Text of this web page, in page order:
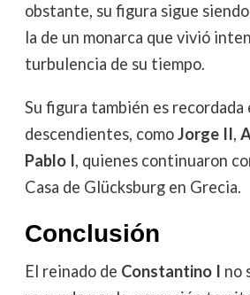
obstante, su figura sigue
la de un monarca que vivió
turbulencia de su tiempo.
Su figura también es recordada
descendientes, comoJorge II,
Pablo I, quienes continuaron
Casa de Glücksburg en Grecia.
Conclusión
El reinado de Constantino I no